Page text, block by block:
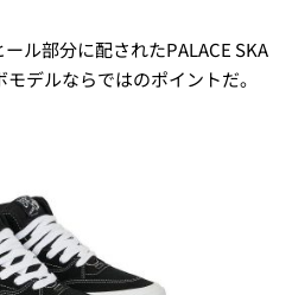
ル部分に配されたPALACE SKA
デルならではのポイントだ。